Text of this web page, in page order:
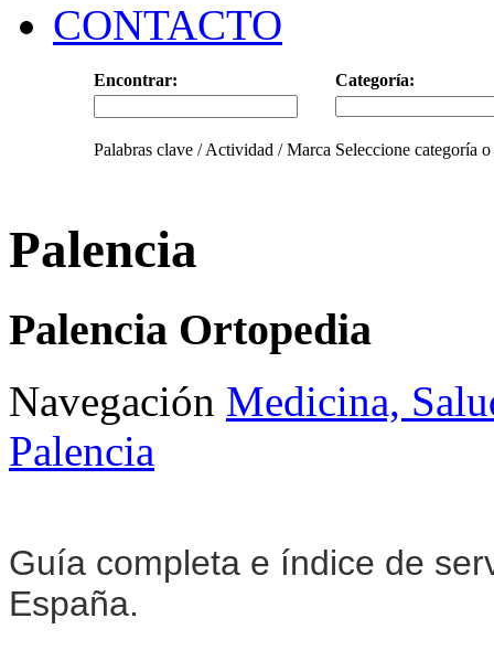
CONTACTO
Encontrar: Categoría:
Palabras clave / Actividad / Marca Seleccione categoría
Palencia
Palencia Ortopedia
Navegación Medicina,
Palencia
Guía completa e índice de
España.